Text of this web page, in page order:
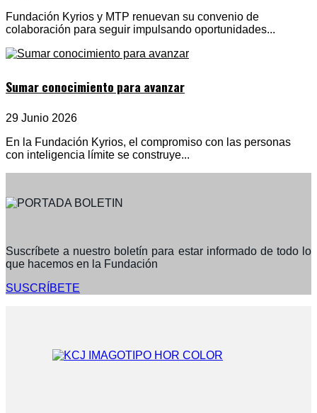
Fundación Kyrios y MTP renuevan su convenio de
colaboración para seguir impulsando oportunidades...
Sumar conocimiento para avanzar
29 Junio 2026
En la Fundación Kyrios, el compromiso con las personas
con inteligencia límite se construye...
Suscríbete a nuestro boletín para estar informado de todo lo
que hacemos en la Fundación
SUSCRÍBETE